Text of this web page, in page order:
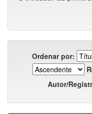
Ordenar por:
Autor/